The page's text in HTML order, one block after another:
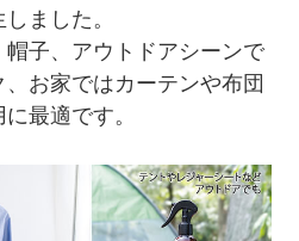
ました。
子、アウトドアシーンで
お家ではカーテンや布団
最適です。